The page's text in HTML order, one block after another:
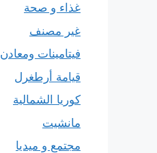
غذاء و صحة
غير مصنف
فيتامينات ومعادن
قيامة أرطغرل
كوريا الشمالية
مانشيت
مجتمع و ميديا